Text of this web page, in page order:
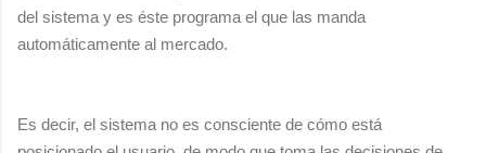
del sistema y es éste programa el que las manda
automáticamente al mercado.
Es decir, el sistema no es consciente de cómo está